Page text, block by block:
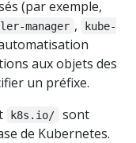
(par exemple,
manager ,
kube-
aux objets des
un préfixe.
k8s.io/
sont
de Kubernetes.